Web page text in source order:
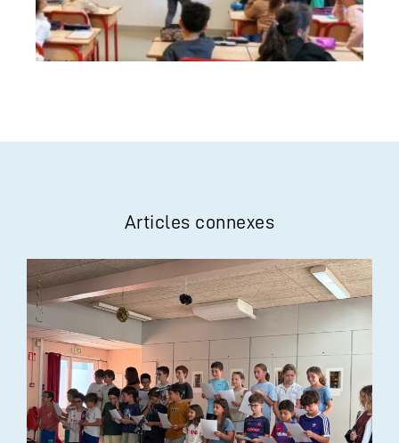
Articles connexes